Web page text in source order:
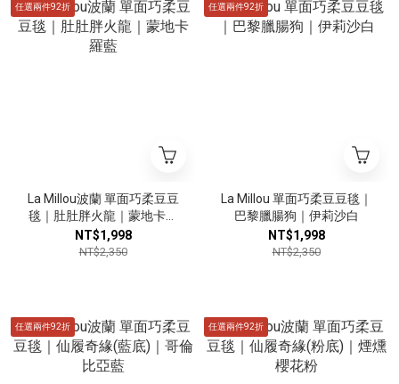
任選兩件92折
La Millou波蘭 單面巧柔豆豆
毯｜肚肚胖火龍｜蒙地卡羅
藍
NT$1,998
NT$2,350
任選兩件92折
La Millou 單面巧柔豆豆毯｜
巴黎臘腸狗｜伊莉沙白
NT$1,998
NT$2,350
任選兩件92折 任選兩件92折